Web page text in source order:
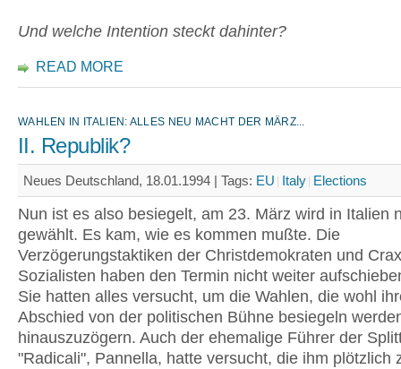
Und welche Intention steckt dahinter?
READ MORE
WAHLEN IN ITALIEN: ALLES NEU MACHT DER MÄRZ...
II. Republik?
Neues Deutschland, 18.01.1994 | Tags: EU Italy Elections
Nun ist es also besiegelt, am 23. März wird in Italien
gewählt. Es kam, wie es kommen mußte. Die
Verzögerungstaktiken der Christdemokraten und
Sozialisten haben den Termin nicht weiter
Sie hatten alles versucht, um die Wahlen, die wohl
Abschied von der politischen Bühne besiegeln
hinauszuzögern. Auch der ehemalige Führer der
"Radicali", Pannella, hatte versucht, die ihm plötzlich